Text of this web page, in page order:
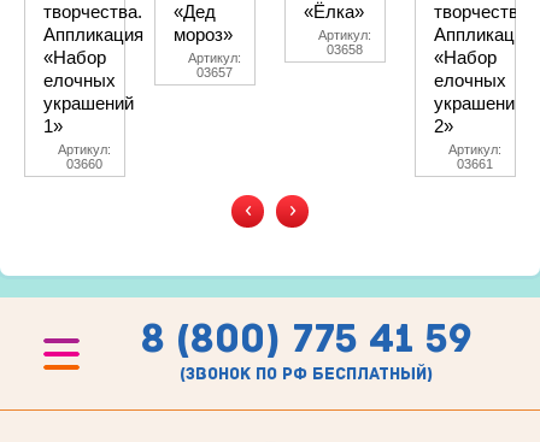
творчества.
Аппликация
«Набор
елочных
украшений
1»
Артикул:
03660
«Дед
мороз»
Артикул:
03657
«Ёлка»
Артикул:
03658
творчества.
Аппликация
«Набор
елочных
украшений
2»
Артикул:
03661
‹ ›
8 (800) 775 41 59
(звонок по рф бесплатный)